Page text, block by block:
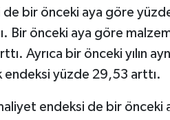
de bir önceki aya göre
Bir önceki aya göre
Ayrıca bir önceki yılın
yüzde 29,53 arttı.
maliyet endeksi de bir